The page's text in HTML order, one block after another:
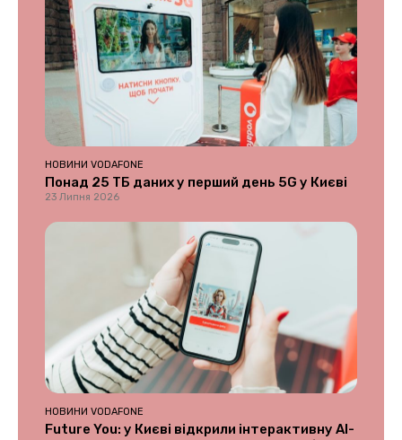
НОВИНИ VODAFONE
Понад 25 ТБ даних у перший день 5G у Києві
23 Липня 2026
НОВИНИ VODAFONE
Future You: у Києві відкрили інтерактивну AI-